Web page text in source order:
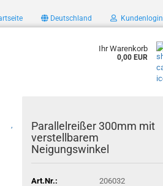
Deutschland Kundenlogin
Ihr Warenkorb
0,00 EUR
,
Parallelreißer 300mm mit
verstellbarem
Neigungswinkel
Art.Nr.:
206032